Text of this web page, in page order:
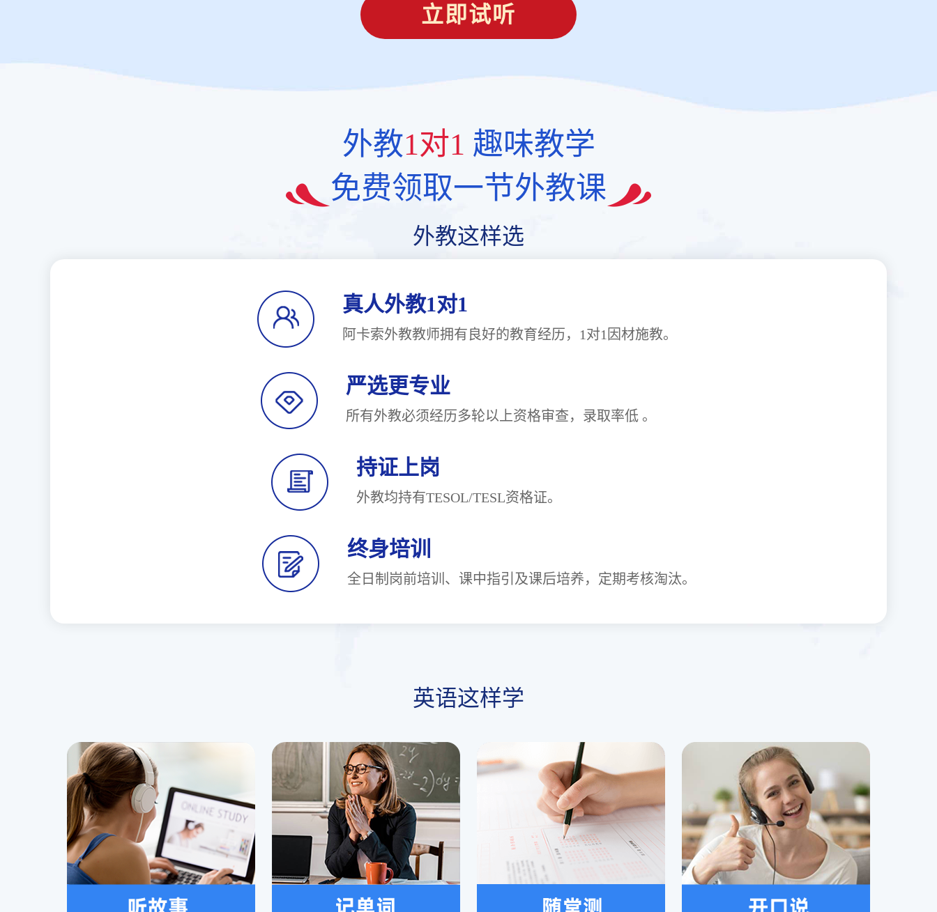
立即试听
外教1对1 趣味教学
免费领取一节外教课
外教这样选
真人外教1对1
阿卡索外教教师拥有良好的教育经历，1对1因材施教。
严选更专业
所有外教必须经历多轮以上资格审查，录取率低 。
持证上岗
外教均持有TESOL/TESL资格证。
终身培训
全日制岗前培训、课中指引及课后培养，定期考核淘汰。
英语这样学